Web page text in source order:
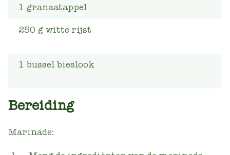
1 granaatappel
250 g witte rijst
1 bussel bieslook
Bereiding
Marinade: